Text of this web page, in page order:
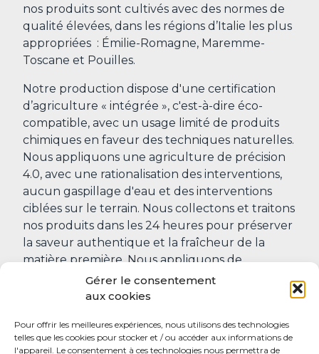
Gérer le consentement
aux cookies
Pour offrir les meilleures expériences, nous utilisons des technologies
telles que les cookies pour stocker et / ou accéder aux informations de
l'appareil. Le consentement à ces technologies nous permettra de
nos produits sont cultivés avec des normes de
qualité élevées, dans les régions d’Italie les plus
appropriées : Émilie-Romagne, Maremme-
Toscane et Pouilles.
Notre production dispose d'une certification
d’agriculture « intégrée », c'est-à-dire éco-
compatible, avec un usage limité de produits
chimiques en faveur des techniques naturelles.
Nous appliquons une agriculture de précision
4.0, avec une rationalisation des interventions,
aucun gaspillage d'eau et des interventions
ciblées sur le terrain. Nous collectons et traitons
nos produits dans les 24 heures pour préserver
la saveur authentique et la fraîcheur de la
matière première. Nous appliquons de
nombreux contrôles de qualité afin de garantir,
dans toutes les cuisines du monde, un
FOOD SERVICE est spécialement conçue pour
la restauration. Nous avons créé des formats et